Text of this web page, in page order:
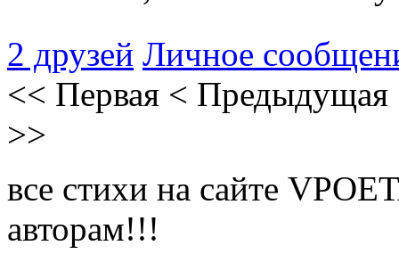
2 друзей Личное
<< Первая < Предыдущая
>>
все стихи на сайте
авторам!!!